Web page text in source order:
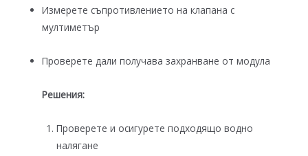
Измерете съпротивлението на клапана с
мултиметър
Проверете дали получава захранване от модула
Решения:
Проверете и осигурете подходящо водно
налягане